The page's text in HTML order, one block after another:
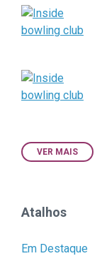
VER MAIS
Atalhos
Em Destaque